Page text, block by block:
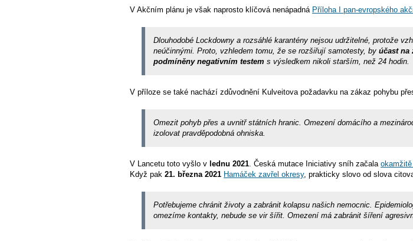
V Akčním plánu je však naprosto klíčová nenápadná Příloha I pan-evropského
Dlouhodobé Lockdowny a rozsáhlé karantény nejsou udržitelné, protože
neúčinnými. Proto, vzhledem tomu, že se rozšiřují samotesty, byúčast na
podmíněny negativním testem s výsledkem nikoli starším, než 24 hodin.
V příloze se také nachází zdůvodnění Kulveitova požadavku na zákaz pohybu
Omezit pohyb přes a uvnitř státních hranic. Omezení domácího a
izolovat pravděpodobná ohniska.
V Lancetu toto vyšlo v lednu 2021. Česká mutace Iniciativy sníh začala
Když pak21. března 2021 Hamáček zavřel okresy, prakticky slovo od slova
Potřebujeme chránit životy a zabránit kolapsu našich nemocnic.
omezíme kontakty, nebude se vir šířit. Omezení má zabránit šíření